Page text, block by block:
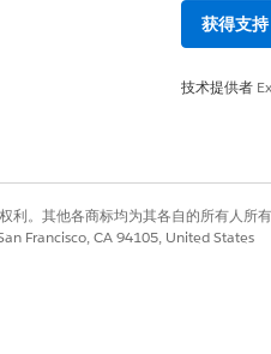
获得支持
技术提供者
。其他各商标均为其各自的所有人所有
Francisco, CA 94105, United States